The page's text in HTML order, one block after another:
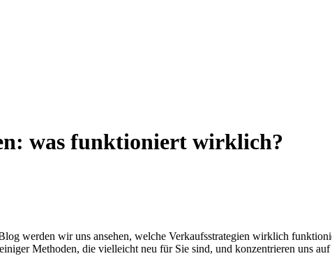
was funktioniert wirklich?
werden wir uns ansehen, welche Verkaufsstrategien wirklich
Methoden, die vielleicht neu für Sie sind, und konzentrieren uns